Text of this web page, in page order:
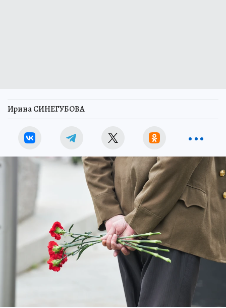
Ирина СИНЕГУБОВА